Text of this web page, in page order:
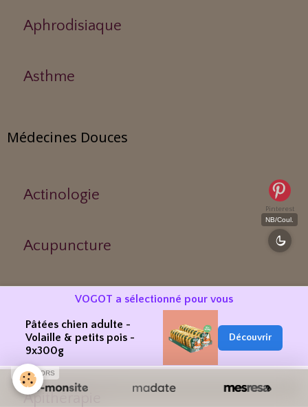
Aphrodisiaque
Asthme
Médecines Douces
Actinologie
Acupuncture
Aérothérapie
Antigymnastique
Apithérapie
Pinterest
NB/Coul.
VOGOT a sélectionné pour vous
Pâtées chien adulte -
Volaille & petits pois -
9x300g
Découvrir
SPONSORS